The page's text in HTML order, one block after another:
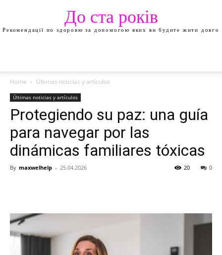
До ста років
Рекомендації по здоровю за допомогою яких ви будите жити довго
Home Últimas noticias y artículos
Últimas noticias y artículos
Protegiendo su paz: una guía
para navegar por las
dinámicas familiares tóxicas
By maxwelhelp - 25.04.2026 0
20